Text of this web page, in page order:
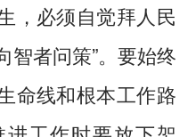
，必须自觉拜人民
智者问策”。要始终
命线和根本工作路